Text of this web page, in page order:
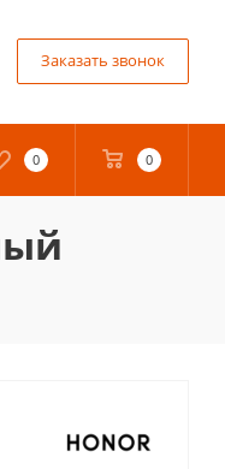
Заказать звонок
0 0